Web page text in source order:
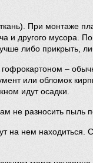
При монтаже
другого мусора.
либо прикрыть,
–
или обломок
идут осадки.
не разносить пыль
на нем